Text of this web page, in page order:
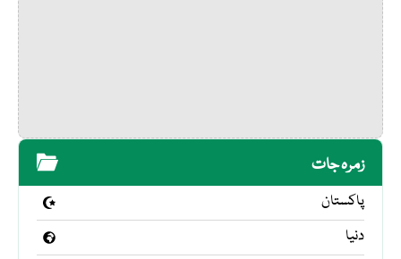
زمرہ جات
پاکستان
دنیا